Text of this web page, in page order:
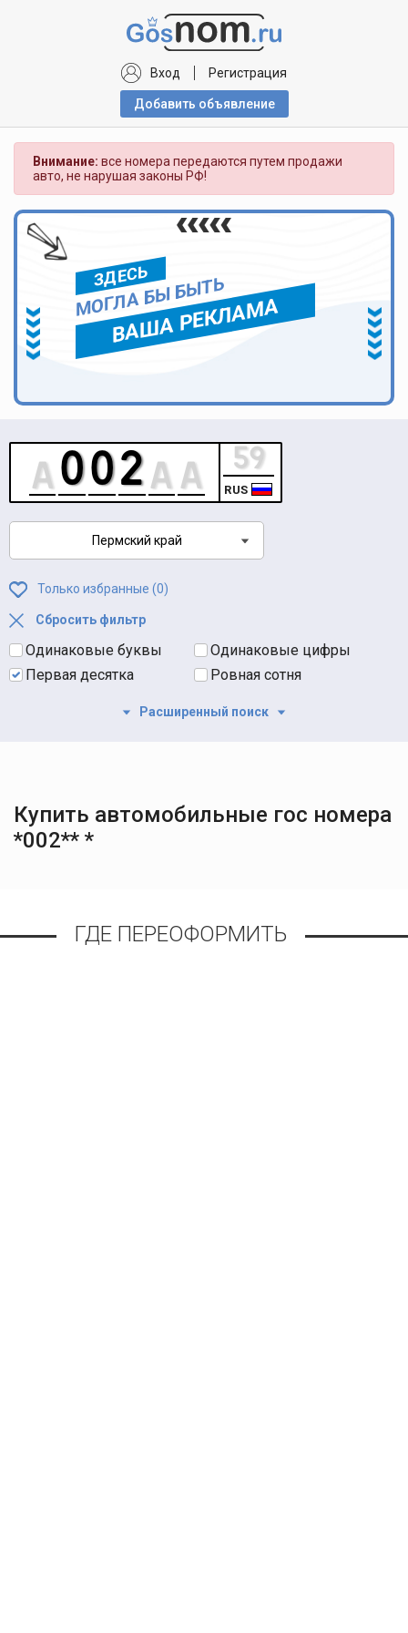
Вход Регистрация
Добавить объявлениe
Внимание: все номера передаются путем продажи
авто, не нарушая законы РФ!
ЗДЕСЬ
МОГЛА БЫ БЫТЬ
ВАША РЕКЛАМА
RUS
Пермский край
Только избранные (0)
Сбросить фильтр
Одинаковые буквы
Одинаковые цифры
Первая десятка
Ровная сотня
Расширенный поиск
Купить автомобильные гос номера
*002** *
ГДЕ ПЕРЕОФОРМИТЬ